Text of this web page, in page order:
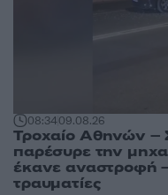
08:3409.08.26
Τροχαίο Αθηνών –
παρέσυρε την
έκανε αναστροφή
τραυματίες